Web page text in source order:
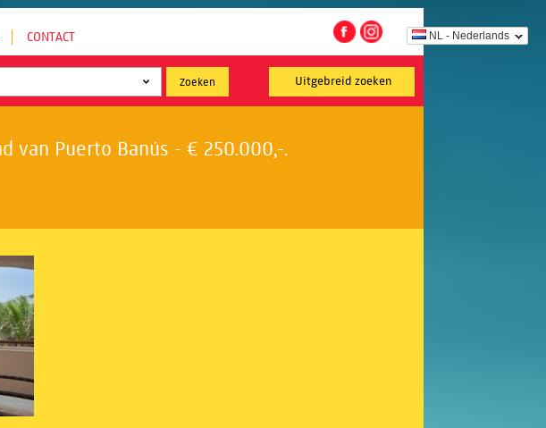
NL - Nederlands
CONTACT
Uitgebreid zoeken
van Puerto Banús - € 250.000,-.